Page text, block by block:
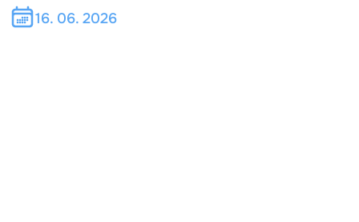
16. 06. 2026